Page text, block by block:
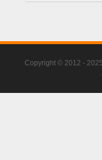
Copyright © 2012 - 2025